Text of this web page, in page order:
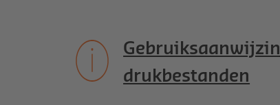
drukbestanden